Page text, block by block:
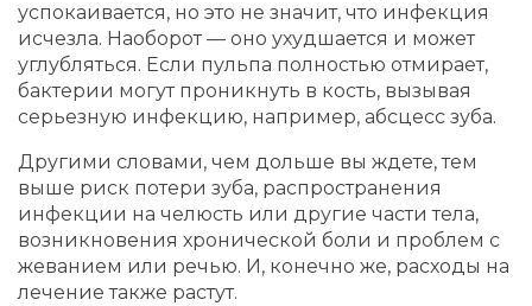
успокаивается, но это не значит, что инфекция
исчезла. Наоборот — оно ухудшается и может
углубляться. Если пульпа полностью отмирает,
бактерии могут проникнуть в кость, вызывая
серьезную инфекцию, например, абсцесс зуба.
Другими словами, чем дольше вы ждете, тем
выше риск потери зуба, распространения
инфекции на челюсть или другие части тела,
возникновения хронической боли и проблем с
жеванием или речью. И, конечно же, расходы на
лечение также растут.